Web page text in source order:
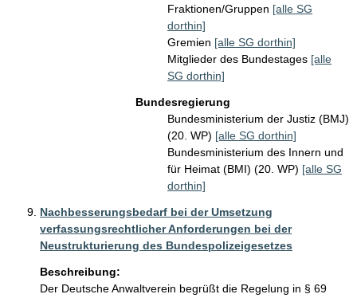
Fraktionen/Gruppen [alle SG
dorthin]
Gremien [alle SG dorthin]
Mitglieder des Bundestages [alle
SG dorthin]
Bundesregierung
Bundesministerium der Justiz (BMJ)
(20. WP) [alle SG dorthin]
Bundesministerium des Innern und
für Heimat (BMI) (20. WP) [alle SG
dorthin]
Nachbesserungsbedarf bei der Umsetzung
verfassungsrechtlicher Anforderungen bei der
Neustrukturierung des Bundespolizeigesetzes
Beschreibung:
Der Deutsche Anwaltverein begrüßt die Regelung in § 69